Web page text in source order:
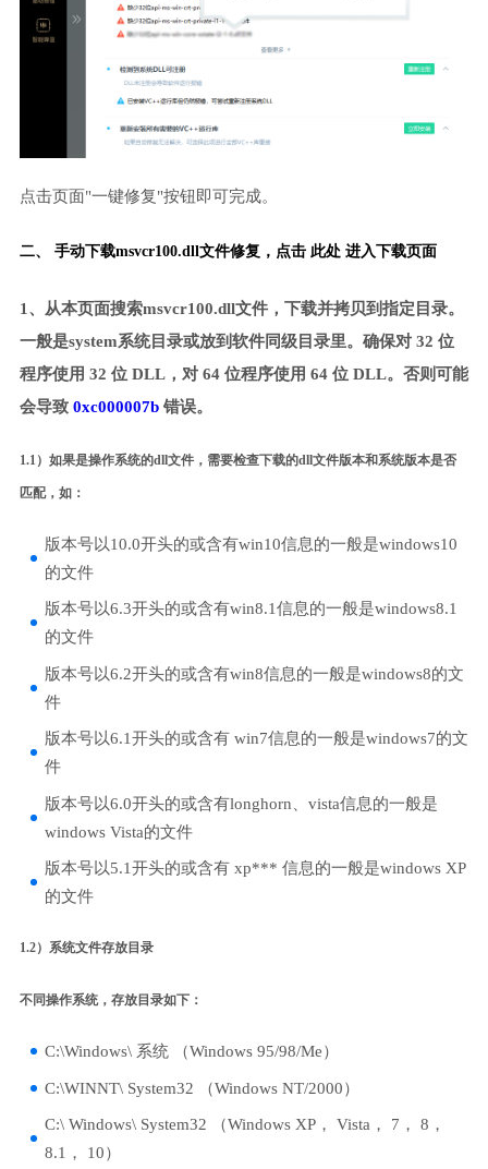
点击页面"一键修复"按钮即可完成。
二、 手动下载msvcr100.dll文件修复， 点击 此处 进入下载页面
1、从本页面搜索msvcr100.dll文件，下载并拷贝到指定目录。
一般是system系统目录或放到软件同级目录里。确保对 32 位
程序使用 32 位 DLL，对 64 位程序使用 64 位 DLL。否则可能
会导致 0xc000007b错误。
1.1）如果是操作系统的dll文件，需要检查下载的dll文件版本和系统版本是否
匹配，如：
版本号以10.0开头的或含有win10信息的一般是windows10
的文件
版本号以6.3开头的或含有win8.1信息的一般是windows8.1
的文件
版本号以6.2开头的或含有win8信息的一般是windows8的文
件
版本号以6.1开头的或含有 win7信息的一般是windows7的文
件
版本号以6.0开头的或含有longhorn、vista信息的一般是
windows Vista的文件
版本号以5.1开头的或含有 xp*** 信息的一般是windows XP
的文件
1.2）系统文件存放目录
不同操作系统，存放目录如下：
C:\Windows\ 系统 （Windows 95/98/Me）
C:\WINNT\ System32 （Windows NT/2000）
C:\ Windows\ System32 （Windows XP， Vista， 7， 8，
8.1， 10）